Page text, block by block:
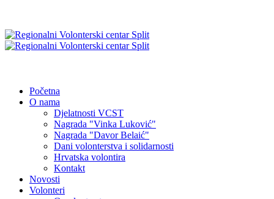
Početna
O nama
Djelatnosti VCST
Nagrada "Vinka Luković"
Nagrada "Davor Belaić"
Dani volonterstva i solidarnosti
Hrvatska volontira
Kontakt
Novosti
Volonteri